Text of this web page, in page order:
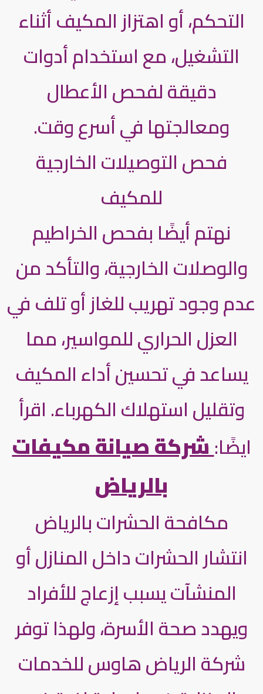
التحكم، أو اهتزاز المكيف أثناء
التشغيل، مع استخدام أدوات
دقيقة لفحص الأعطال
ومعالجتها في أسرع وقت.
فحص التوصيلات الخارجية
للمكيف
نهتم أيضًا بفحص الخراطيم
والوصلات الخارجية، والتأكد من
عدم وجود تهريب للغاز أو تلف في
العزل الحراري للمواسير، مما
يساعد في تحسين أداء المكيف
وتقليل استهلاك الكهرباء. اقرأ
ايضًا:شركة صيانة مكيفات
بالرياض
مكافحة الحشرات بالرياض
انتشار الحشرات داخل المنازل أو
المنشآت يسبب إزعاج للأفراد
ويهدد صحة الأسرة، ولهذا توفر
شركة الرياض هاوس للخدمات